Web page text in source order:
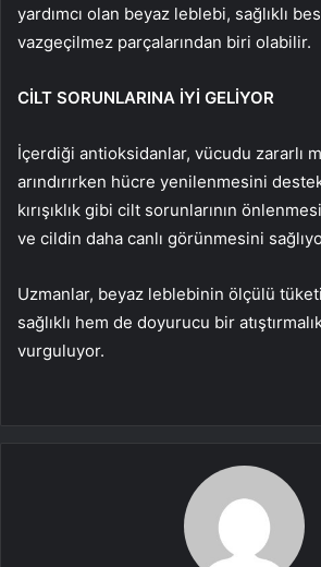
yardımcı olan beyaz leblebi, sağlıklı
vazgeçilmez parçalarından biri olabilir.
CİLT SORUNLARINA İYİ GELİYOR
İçerdiği antioksidanlar, vücudu zararlı
arındırırken hücre yenilenmesini
kırışıklık gibi cilt sorunlarının
ve cildin daha canlı görünmesini
Uzmanlar, beyaz leblebinin ölçülü
sağlıklı hem de doyurucu bir
vurguluyor.